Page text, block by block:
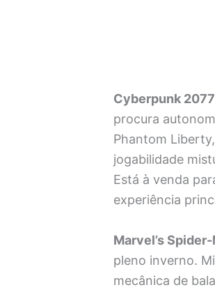
Cyberpunk 2077
procura
Phantom
jogabilidade
Está à venda
experiência
Marvel’s
pleno inverno.
mecânica de